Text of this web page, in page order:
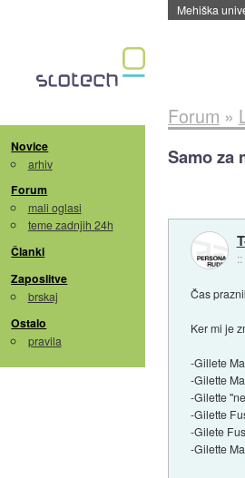
Mehiška
Novice
arhiv
Forum
mali oglasi
teme zadnjih 24h
Članki
Zaposlitve
brskaj
Ostalo
pravila
Forum »
Samo za
::
Čas
Ker mi je
-Gillete
-Gilette
-Gilette
-Gilette
-Gilete
-Gilette